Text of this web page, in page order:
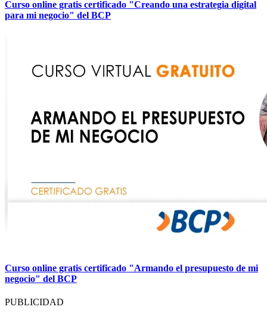
Curso online gratis certificado "Creando una estrategia digital
para mi negocio" del BCP
Curso online gratis certificado "Armando el presupuesto de mi
negocio" del BCP
PUBLICIDAD